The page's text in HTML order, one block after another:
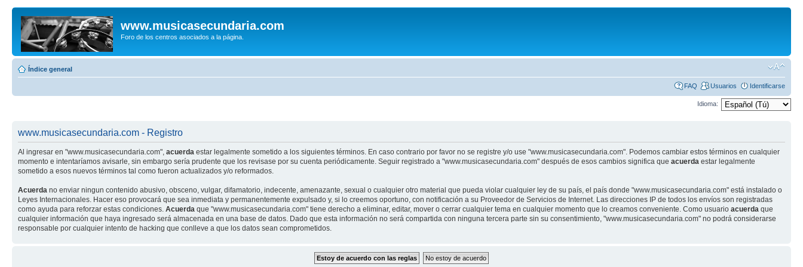
www.musicasecundaria.com
Foro de los centros asociados a la página.
Índice general
FAQ Usuarios Identificarse
Idioma:
www.musicasecundaria.com - Registro
Al ingresar en "www.musicasecundaria.com", acuerda estar legalmente sometido a los siguientes términos. En caso contrario por favor no se registre y/o use "www.musicasecundaria.com". Podemos cambiar estos términos en cualquier
momento e intentaríamos avisarle, sin embargo sería prudente que los revisase por su cuenta periódicamente. Seguir registrado a "www.musicasecundaria.com" después de esos cambios significa que acuerda estar legalmente
sometido a esos nuevos términos tal como fueron actualizados y/o reformados.
Acuerda no enviar ningun contenido abusivo, obsceno, vulgar, difamatorio, indecente, amenazante, sexual o cualquier otro material que pueda violar cualquier ley de su país, el país donde "www.musicasecundaria.com" está instalado o
Leyes Internacionales. Hacer eso provocará que sea inmediata y permanentemente expulsado y, si lo creemos oportuno, con notificación a su Proveedor de Servicios de Internet. Las direcciones IP de todos los envíos son registradas
como ayuda para reforzar estas condiciones. Acuerda que "www.musicasecundaria.com" tiene derecho a eliminar, editar, mover o cerrar cualquier tema en cualquier momento que lo creamos conveniente. Como usuario acuerda que
cualquier información que haya ingresado será almacenada en una base de datos. Dado que esta información no será compartida con ninguna tercera parte sin su consentimiento, "www.musicasecundaria.com" no podrá considerarse
responsable por cualquier intento de hacking que conlleve a que los datos sean comprometidos.